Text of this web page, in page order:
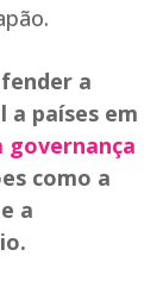
a
a países em
como a
a